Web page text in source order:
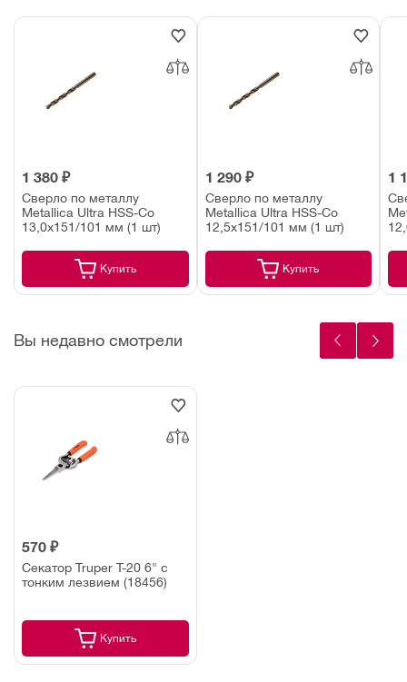
1 380 ₽
Сверло по металлу
Metallica Ultra HSS-Co
13,0х151/101 мм (1 шт)
Купить
1 290 ₽
Сверло по металлу
Metallica Ultra HSS-Co
12,5х151/101 мм (1 шт)
Купить
1
Вы недавно смотрели
570 ₽
Секатор Truper T-20 6" с
тонким лезвием (18456)
Купить